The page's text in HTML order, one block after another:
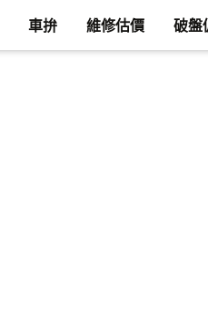
車拚 維修估價 破盤